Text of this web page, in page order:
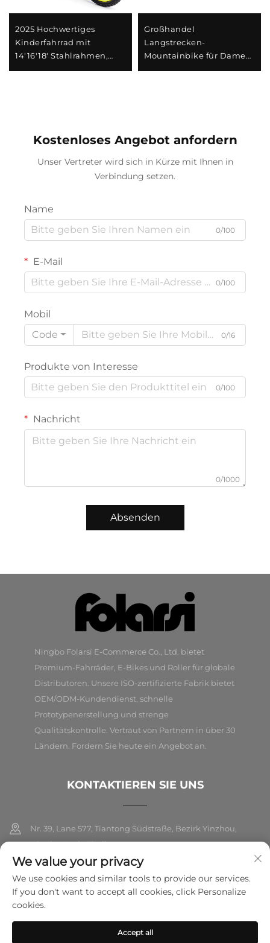
2025 Hochwertiges
Kinderfahrrad mit
14'16'18' Stahlrahmen,
Großhandel
Langstrecken-
Mountainbike für Damen
Kostenloses Angebot anfordern
Unser Vertreter wird sich in Kürze mit Ihnen in
Verbindung setzen.
Name
0/100
E-Mail
0/100
Mobil
Code
0/16
Produkte von Interesse
0/100
Nachricht
0/1000
Absenden
Ningbo Folarsi E-Commerce Co., Ltd. bietet
Premium-Fahrräder, E-Bikes und Roller für globale
Distributoren. Unsere ISO-zertifizierte Fabrik bietet
OEM/ODM-Kundendienst, schnelle
Prototypenerstellung und strenge
Qualitätskontrolle. Vertraut von Partnern in über 30
Ländern. Fordern Sie heute ein Angebot an.
KONTAKTIEREN SIE UNS
Nr. 39, Lane 577, Tiantong Südstraße, Bezirk Yinzhou,
Ningbo Stadt, Zhejiang
+86-18989326021
[email protected]
Copyright © 2026 Ningbo Folarsi E-Commerce Co., Ltd. Alle Rechte
We value your privacy
We use cookies and similar tools to provide our services.
If you don't want to accept all cookies, click Personalize
cookies.
Accept all